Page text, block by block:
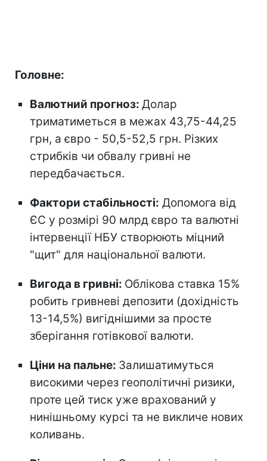
Головне:
Валютний прогноз: Долар
триматиметься в межах 43,75-44,25
грн, а євро - 50,5-52,5 грн. Різких
стрибків чи обвалу гривні не
передбачається.
Фактори стабільності: Допомога від
ЄС у розмірі 90 млрд євро та валютні
інтервенції НБУ створюють міцний
"щит" для національної валюти.
Вигода в гривні: Облікова ставка 15%
робить гривневі депозити (дохідність
13-14,5%) вигіднішими за просте
зберігання готівкової валюти.
Ціни на пальне: Залишатимуться
високими через геополітичні ризики,
проте цей тиск уже врахований у
нинішньому курсі та не викличе нових
коливань.